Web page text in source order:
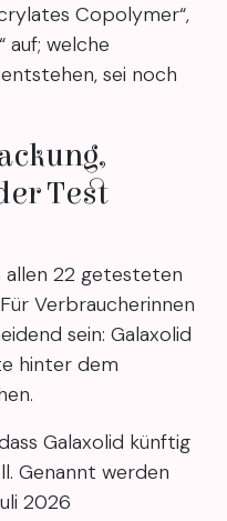
Copolymer“,
auf; welche
sei noch
Test
allen 22 getesteten
Verbraucherinnen
sein: Galaxolid
hinter dem
Galaxolid künftig
Genannt werden
2026